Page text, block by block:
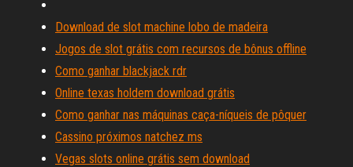
Download de slot machine lobo de madeira
Jogos de slot grátis com recursos de bônus offline
Como ganhar blackjack rdr
Online texas holdem download grátis
Como ganhar nas máquinas caça-níqueis de pôquer
Cassino próximos natchez ms
Vegas slots online grátis sem download